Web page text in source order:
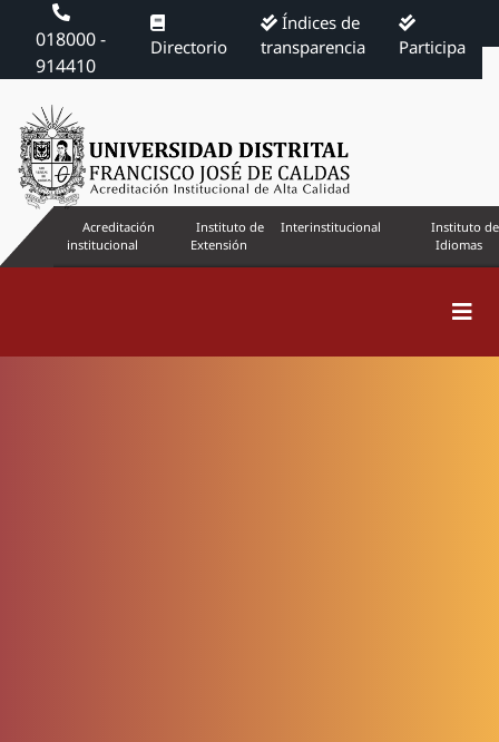
018000 -
914410
Directorio
Índices de
transparencia
Participa
Acreditación
institucional
Instituto de
Extensión
Interinstitucional
Instituto de
Idiomas